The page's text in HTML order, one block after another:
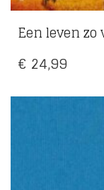
Een leven zo
€ 24,99